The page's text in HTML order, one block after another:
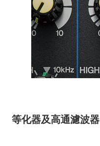
等化器及高通濾波器